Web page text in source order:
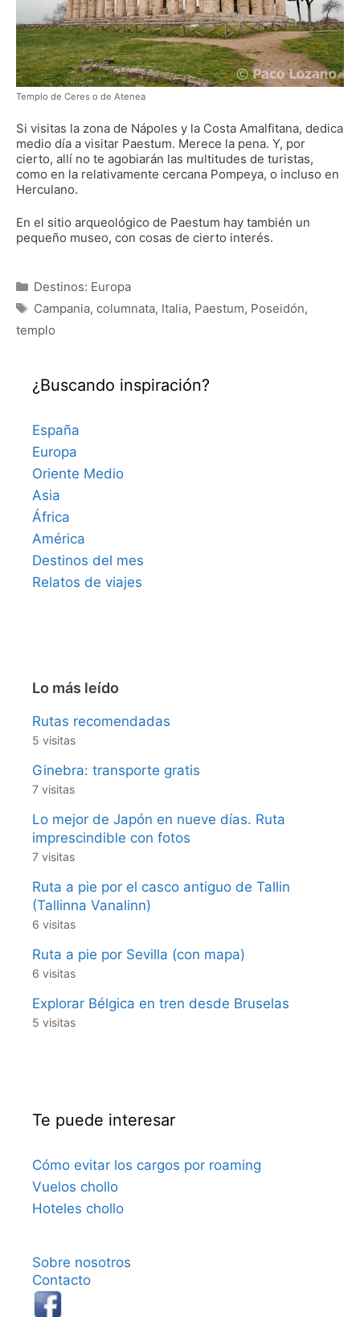
Templo de Ceres o de Atenea
Si visitas la zona de Nápoles y la Costa Amalfitana, dedica
medio día a visitar Paestum. Merece la pena. Y, por
cierto, allí no te agobiarán las multitudes de turistas,
como en la relativamente cercana Pompeya, o incluso en
Herculano.
En el sitio arqueológico de Paestum hay también un
pequeño museo, con cosas de cierto interés.
Categorías
Destinos: Europa
Etiquetas
Campania, columnata, Italia, Paestum, Poseidón,
templo
¿Buscando inspiración?
España
Europa
Oriente Medio
Asia
África
América
Destinos del mes
Relatos de viajes
Lo más leído
Rutas recomendadas
5 visitas
Ginebra: transporte gratis
7 visitas
Lo mejor de Japón en nueve días. Ruta
imprescindible con fotos
7 visitas
Ruta a pie por el casco antiguo de Tallin
(Tallinna Vanalinn)
6 visitas
Ruta a pie por Sevilla (con mapa)
6 visitas
Explorar Bélgica en tren desde Bruselas
5 visitas
Te puede interesar
Cómo evitar los cargos por roaming
Vuelos chollo
Hoteles chollo
Sobre nosotros
Contacto